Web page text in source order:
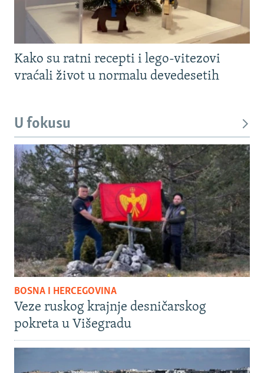
Kako su ratni recepti i lego-vitezovi
vraćali život u normalu devedesetih
U fokusu
BOSNA I HERCEGOVINA
Veze ruskog krajnje desničarskog
pokreta u Višegradu